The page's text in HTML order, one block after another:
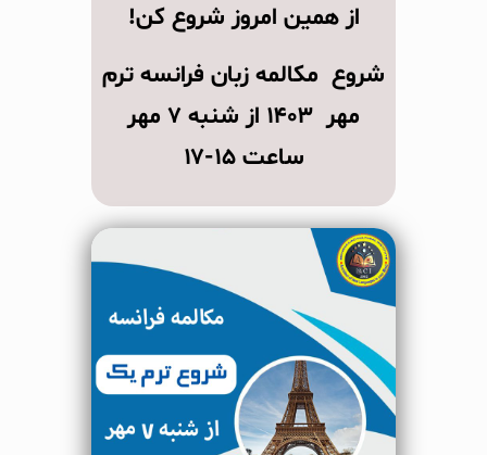
از همین امروز شروع کن!
شروع مکالمه زبان فرانسه ترم
مهر ۱۴۰۳ از شنبه ۷ مهر
ساعت ۱۵-۱۷